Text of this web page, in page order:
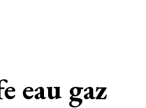
eau gaz